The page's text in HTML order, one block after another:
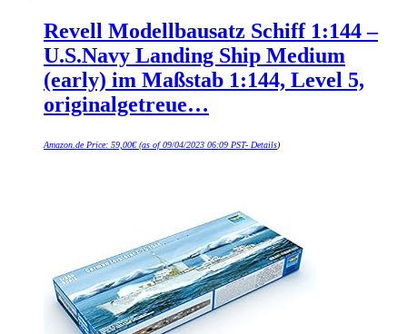
Revell Modellbausatz Schiff 1:144 –
U.S.Navy Landing Ship Medium
(early) im Maßstab 1:144, Level 5,
originalgetreue…
Amazon.de Price: 59,00€(as of 09/04/2023 06:09 PST- Details)